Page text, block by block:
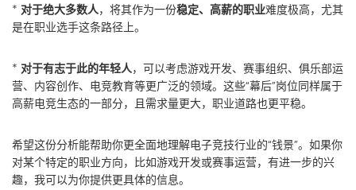
* 对于绝大多数人，将其作为一份稳定、高薪的职业难度极高，尤其
是在职业选手这条路径上。
* 对于有志于此的年轻人，可以考虑游戏开发、赛事组织、俱乐部运
营、内容创作、电竞教育等更广泛的领域。这些“幕后”岗位同样属于
高薪电竞生态的一部分，且需求量更大，职业道路也更平稳。
希望这份分析能帮助你更全面地理解电子竞技行业的“钱景”。如果你
对某个特定的职业方向，比如游戏开发或赛事运营，有进一步的兴
趣，我可以为你提供更具体的信息。